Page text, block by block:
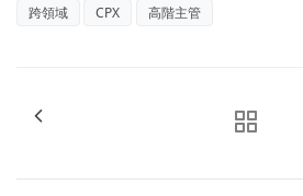
跨領域 CPX 高階主管